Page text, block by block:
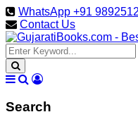
WhatsApp +91
Contact Us
Search